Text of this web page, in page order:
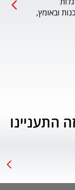
בחום.
התעניינו